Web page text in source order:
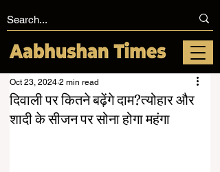
दिवाली पर कितने बढ़ेंगे दाम?त्योहार और
शादी के सीजन पर सोना होगा महंगा
Oct 23, 2024 2 min read